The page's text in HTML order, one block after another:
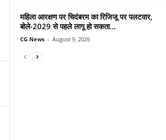
महिला आरक्षण पर चिदंबरम का रिजिजू पर पलटवार,
बोले-2029 से पहले लागू हो सकता...
CG News - August 9, 2026